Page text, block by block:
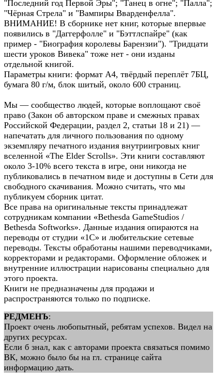
"Последний год Первой Эры"; "Танец в огне"; "Палла";
"Чёрная Стрела" и "Вампиры Вварденфелла".
ВНИМАНИЕ! В сборнике нет книг, которые впервые
появились в "Даггерфолле" и "Бэттлспайре" (как
пример - "Биография королевы Барензии"). "Тридцати
шести уроков Вивека" тоже нет - они изданы
отдельной книгой.
Параметры книги: формат А4, твёрдый переплёт 7БЦ,
бумага 80 г/м, блок шитый, около 600 страниц.
Мы — сообщество людей, которые воплощают своё
право (Закон об авторском праве и смежных правах
Российской Федерации, раздел 2, статьи 18 и 21) —
напечатать для личного пользования по одному
экземпляру печатного издания внутриигровых книг
вселенной «The Elder Scrolls». Эти книги составляют
около 3-10% всего текста в игре, они никогда не
публиковались в печатном виде и доступны в Сети для
свободного скачивания. Можно считать, что мы
публикуем сборник цитат.
Все права на оригинальные тексты принадлежат
сотрудникам компании «Bethesda GameStudios /
Bethesda Softworks». Данные издания опираются на
переводы от студии «1С» и любительские сетевые
переводы. Тексты обработаны нашими переводчиками,
корректорами и редакторами. Оформление обложек и
внутренние иллюстрации нарисованы специально для
этого проекта.
Книги не предназначены для продажи и
распространяются только по подписке.
РЕДМЕНЪ:
Проект очень любопытный, ребятам успехов. Видел на
других ресурсах.
Если б знал, как с авторами проекта связаться помимо
ВК, можно было бы на гл. странице сайта
информацию дать.